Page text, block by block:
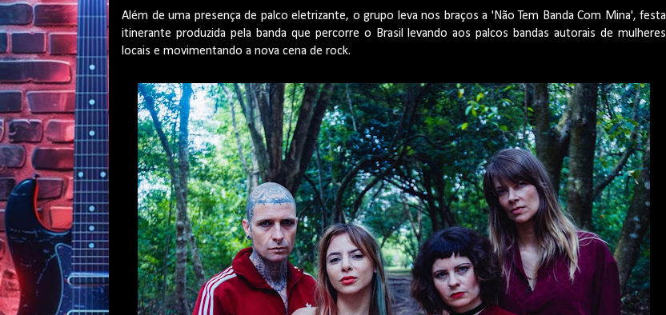
Além de uma presença de palco eletrizante, o grupo leva nos braços a 'Não Tem Banda Com Mina', festa
itinerante produzida pela banda que percorre o Brasil levando aos palcos bandas autorais de mulheres
locais e movimentando a nova cena de rock.